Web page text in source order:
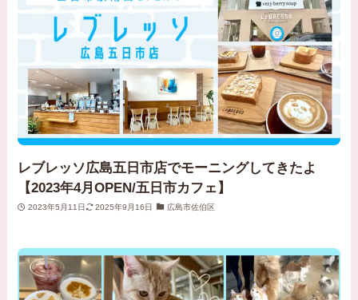
レブレッソ広島五日市店でモーニングしてきたよ
【2023年4月OPEN/五日市カフェ】
2023年5月11日 2025年9月16日 広島市佐伯区